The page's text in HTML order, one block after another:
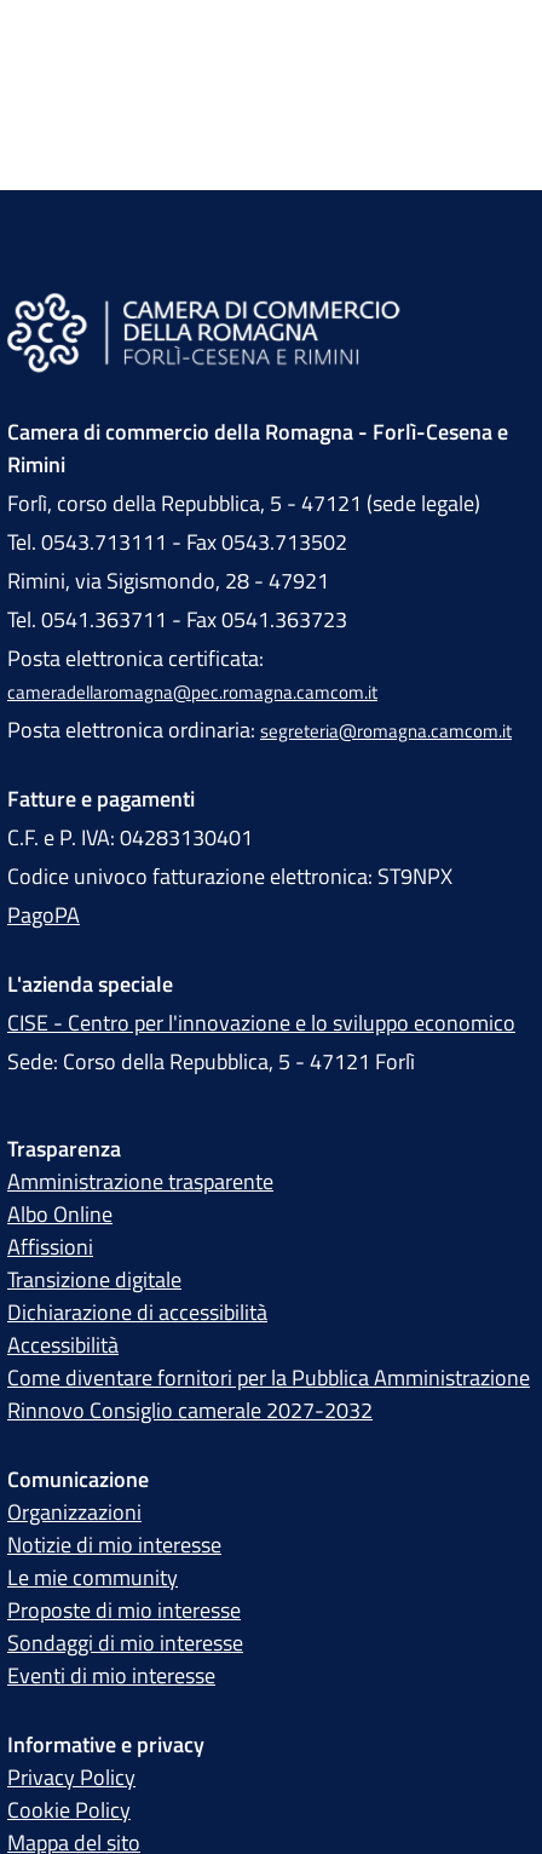
Camera di commercio della Romagna - Forlì-Cesena e
Rimini
Forlì, corso della Repubblica, 5 - 47121 (sede legale)
Tel. 0543.713111 - Fax 0543.713502
Rimini, via Sigismondo, 28 - 47921
Tel. 0541.363711 - Fax 0541.363723
Posta elettronica certificata:
cameradellaromagna@pec.romagna.camcom.it
Posta elettronica ordinaria: segreteria@romagna.camcom.it
Fatture e pagamenti
C.F. e P. IVA: 04283130401
Codice univoco fatturazione elettronica: ST9NPX
PagoPA
L'azienda speciale
CISE - Centro per l'innovazione e lo sviluppo economico
Sede: Corso della Repubblica, 5 - 47121 Forlì
Trasparenza
Amministrazione trasparente
Albo Online
Affissioni
Transizione digitale
Dichiarazione di accessibilità
Accessibilità
Come diventare fornitori per la Pubblica Amministrazione
Rinnovo Consiglio camerale 2027-2032
Comunicazione
Organizzazioni
Notizie di mio interesse
Le mie community
Proposte di mio interesse
Sondaggi di mio interesse
Eventi di mio interesse
Informative e privacy
Privacy Policy
Cookie Policy
Mappa del sito